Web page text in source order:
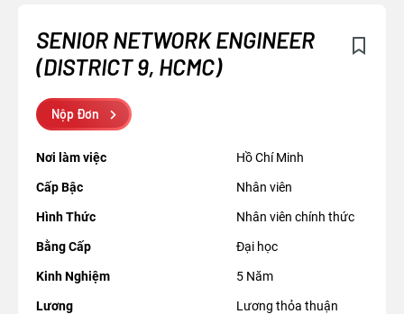
SENIOR NETWORK ENGINEER
(DISTRICT 9, HCMC)
Nộp Đơn
Nơi làm việc Hồ Chí Minh
Cấp Bậc Nhân viên
Hình Thức Nhân viên chính thức
Bằng Cấp Đại học
Kinh Nghiệm 5 Năm
Lương Lương thỏa thuận